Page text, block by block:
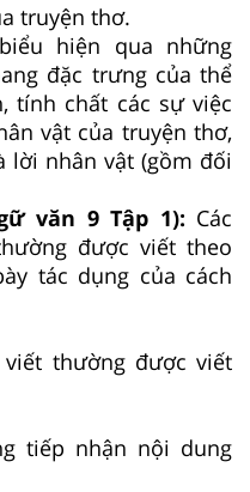
truyện thơ.
hiện qua những
đặc trưng của thể
tính chất các sự việc
vật của truyện thơ,
lời nhân vật (gồm đối
văn 9 Tập 1): Các
được viết theo
tác dụng của cách
thường được viết
tiếp nhận nội dung